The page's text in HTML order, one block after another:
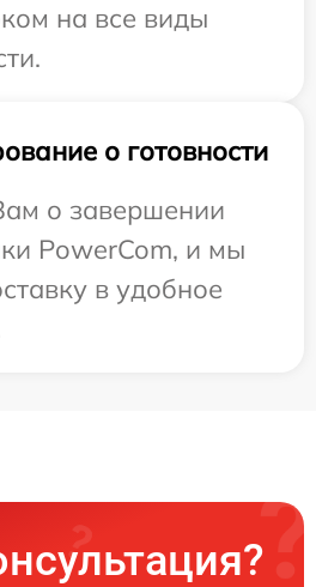
на все виды
о готовности
о завершении
PowerCom, и мы
в удобное